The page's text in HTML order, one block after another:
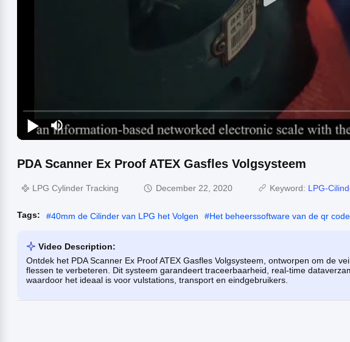
PDA Scanner Ex Proof ATEX Gasfles Volgsysteem
LPG Cylinder Tracking December 22, 2020 Keyword: LPG-
Tags: #40mm de Cilinder van LPG het Volgen #Het beheerssoftware van de qr code
Video Description:
Ontdek het PDA Scanner Ex Proof ATEX Gasfles Volgsysteem, ontworpen om de
flessen te verbeteren. Dit systeem garandeert traceerbaarheid, real-time
waardoor het ideaal is voor vulstations, transport en eindgebruikers.